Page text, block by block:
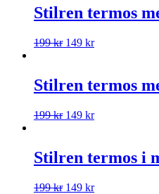
Stilren termos
199kr 149 kr
Stilren termos
199kr 149 kr
Stilren termos i
199kr 149 kr